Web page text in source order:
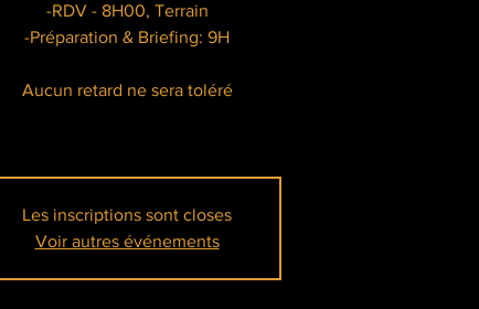
-RDV - 8H00, Terrain
-Préparation & Briefing: 9H
Aucun retard ne sera toléré
Les inscriptions sont closes
Voir autres événements